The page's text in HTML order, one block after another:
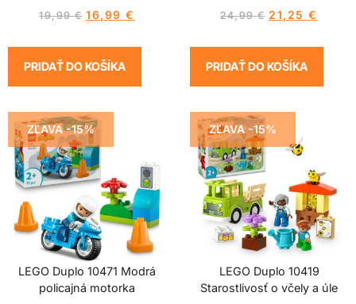
19,99€ 16,99€
PRIDAŤ DO KOŠÍKA
24,99€ 21,25€
PRIDAŤ DO KOŠÍKA
ZĽAVA -15%
LEGO Duplo 10471 Modrá
policajná motorka
ZĽAVA -15%
LEGO Duplo 10419
Starostlivosť o včely a úle